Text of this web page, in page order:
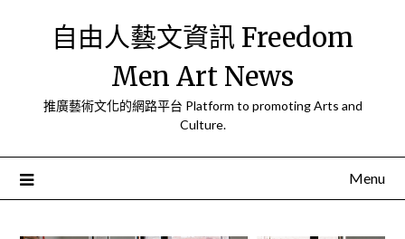
自由人藝文資訊 Freedom
Men Art News
推廣藝術文化的網路平台 Platform to promoting Arts and
Culture.
Menu